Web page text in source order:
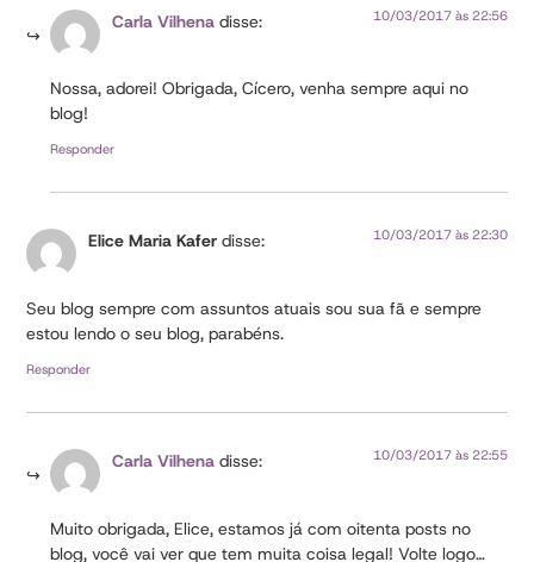
Carla Vilhena disse: 10/03/2017 às 22:56
Nossa, adorei! Obrigada, Cícero, venha sempre aqui no
blog!
Responder
Elice Maria Kafer disse: 10/03/2017 às 22:30
Seu blog sempre com assuntos atuais sou sua fã e sempre
estou lendo o seu blog, parabéns.
Responder
Carla Vilhena disse: 10/03/2017 às 22:55
Muito obrigada, Elice, estamos já com oitenta posts no
blog, você vai ver que tem muita coisa legal! Volte logo…